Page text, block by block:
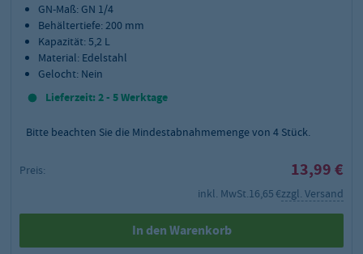
GN-Maß: GN 1/4
Behältertiefe: 200 mm
Kapazität: 5,2 L
Material: Edelstahl
Gelocht: Nein
Lieferzeit: 2 - 5 Werktage
Bitte beachten Sie die Mindestabnahmemenge von 4 Stück.
Preis: 13,99 €
inkl. MwSt.16,65 €zzgl. Versand
In den Warenkorb